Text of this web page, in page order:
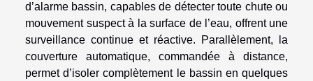
d’alarme bassin, capables de détecter toute chute ou
mouvement suspect à la surface de l’eau, offrent une
surveillance continue et réactive. Parallèlement, la
couverture automatique, commandée à distance,
permet d’isoler complètement le bassin en quelques